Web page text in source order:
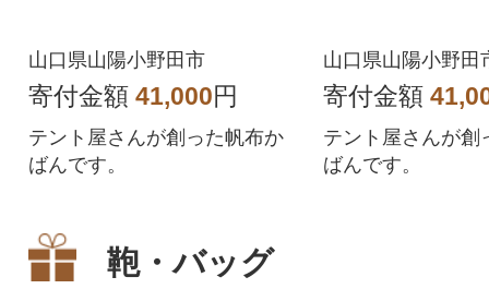
山口県山陽小野田市
寄付金額 41,000円
テント屋さんが創った帆布か
ばんです。
山口県山陽小野田
寄付金額
テント屋さんが創
ばんです。
鞄・バッグ